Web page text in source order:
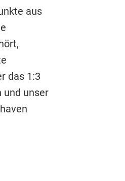
aus
das 1:3
und unser